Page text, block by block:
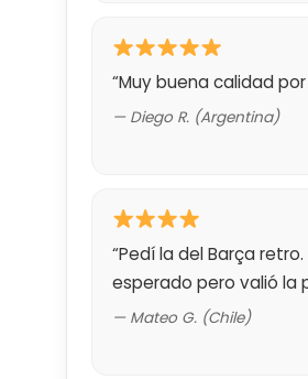
“Muy buena calidad
— Diego R. (Argentina)
“Pedí la del Barça
esperado pero valió la
— Mateo G. (Chile)